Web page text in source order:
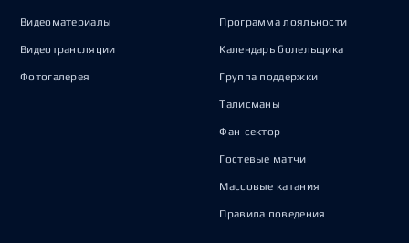
Видеоматериалы
Видеотрансляции
Фотогалерея
Программа лояльности
Календарь болельщика
Группа поддержки
Талисманы
Фан-сектор
Гостевые матчи
Массовые катания
Правила поведения